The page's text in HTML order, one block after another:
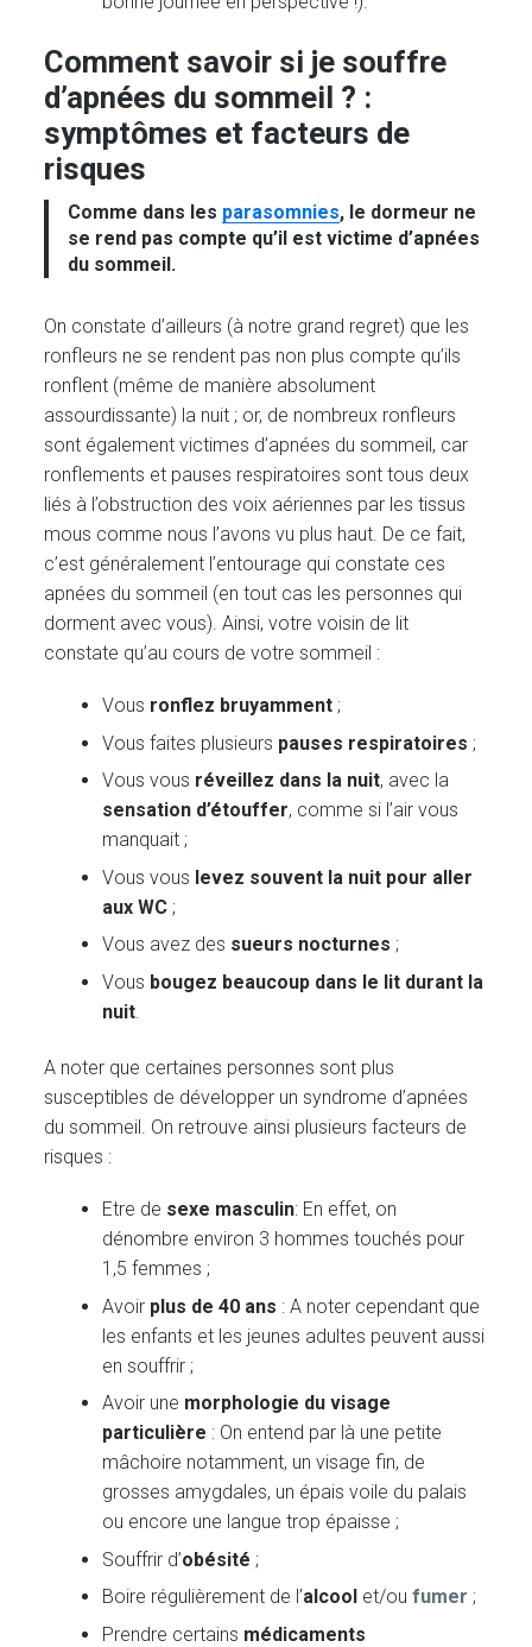
Comment savoir si je souffre
d’apnées du sommeil ? :
symptômes et facteurs de
risques
Comme dans les parasomnies, le dormeur ne
se rend pas compte qu’il est victime d’apnées
du sommeil.
On constate d’ailleurs (à notre grand regret) que les
ronfleurs ne se rendent pas non plus compte qu’ils
ronflent (même de manière absolument
assourdissante) la nuit ; or, de nombreux ronfleurs
sont également victimes d’apnées du sommeil, car
ronflements et pauses respiratoires sont tous deux
liés à l’obstruction des voix aériennes par les tissus
mous comme nous l’avons vu plus haut. De ce fait,
c’est généralement l’entourage qui constate ces
apnées du sommeil (en tout cas les personnes qui
dorment avec vous). Ainsi, votre voisin de lit
constate qu’au cours de votre sommeil :
Vous ronflez bruyamment ;
Vous faites plusieurs pauses respiratoires ;
Vous vous réveillez dans la nuit, avec la
sensation d’étouffer, comme si l’air vous
manquait ;
Vous vous levez souvent la nuit pour aller
aux WC ;
Vous avez des sueurs nocturnes ;
Vous bougez beaucoup dans le lit durant la
nuit
A noter que certaines personnes sont plus
susceptibles de développer un syndrome d’apnées
du sommeil. On retrouve ainsi plusieurs facteurs de
risques :
Etre de sexe masculin: En effet, on
dénombre environ 3 hommes touchés pour
1,5 femmes ;
Avoir plus de 40 ans : A noter cependant que
les enfants et les jeunes adultes peuvent aussi
en souffrir ;
Avoir une morphologie du visage
particulière : On entend par là une petite
mâchoire notamment, un visage fin, de
grosses amygdales, un épais voile du palais
ou encore une langue trop épaisse ;
Souffrir d’obésité ;
Boire régulièrement de l’alcool et/oufumer ;
Prendre certains médicaments